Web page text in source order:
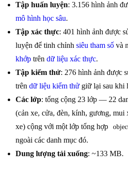
Tập huấn luyện: 3.156 hình ảnh
mô hình học sâu.
Tập xác thực: 401 hình ảnh được
luyện để tinh chỉnh siêu tham số và
khớp trên dữ liệu xác thực.
Tập kiểm thử: 276 hình ảnh được
trên dữ liệu kiểm thử giữ lại sau khi
Các lớp: tổng cộng 23 lớp — 22
(cản xe, cửa, đèn, kính, gương, mui
xe) cộng với một lớp tổng hợp
ngoài các danh mục đó.
Dung lượng tải xuống: ~133 MB.